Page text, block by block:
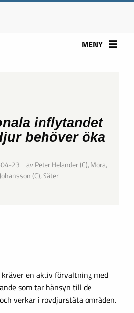
MENY
inflytandet
behöver öka
23
av Peter Helander (C), Mora,
(C), Säter
en aktiv förvaltning med
som tar hänsyn till de
verkar i rovdjurstäta områden.